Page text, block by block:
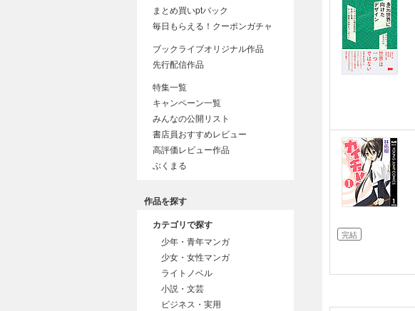
完結
まとめ買いptバック
毎日もらえる！クーポンガチャ
ブックライブオリジナル作品
先行配信作品
特集一覧
キャンペーン一覧
みんなの公開リスト
書店員おすすめレビュー
高評価レビュー作品
ぶくまる
作品を探す
カテゴリで探す
少年・青年マンガ
少女・女性マンガ
ライトノベル
小説・文芸
ビジネス・実用